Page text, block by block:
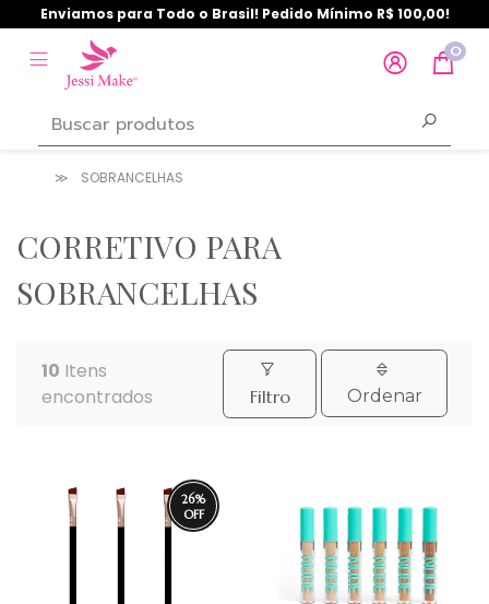
Enviamos para Todo o Brasil! Pedido Mínimo R$ 100,00!
0
SOBRANCELHAS
CORRETIVO PARA
SOBRANCELHAS
10 Itens
encontrados
Filtro Ordenar
26%